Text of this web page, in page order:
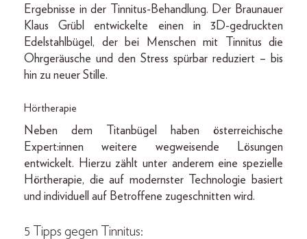
Ergebnisse in der Tinnitus-Behandlung. Der Braunauer
Klaus Grübl entwickelte einen in 3D-gedruckten
Edelstahlbügel, der bei Menschen mit Tinnitus die
Ohrgeräusche und den Stress spürbar reduziert – bis
hin zu neuer Stille.
Hörtherapie
Neben dem Titanbügel haben österreichische
Expert:innen weitere wegweisende Lösungen
entwickelt. Hierzu zählt unter anderem eine spezielle
Hörtherapie, die auf modernster Technologie basiert
und individuell auf Betroffene zugeschnitten wird.
5 Tipps gegen Tinnitus: